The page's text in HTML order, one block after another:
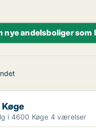
nye andelsboliger som
Andelsbolig til salg i 4600 Køge 4 værelser